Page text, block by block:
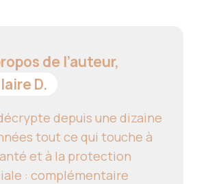
de l’auteur,
D.
depuis une dizaine
tout ce qui touche à
et à la protection
: complémentaire